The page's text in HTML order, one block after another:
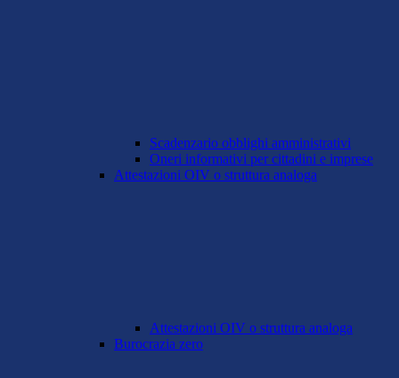
Scadenzario obblighi amministrativi
Oneri informativi per cittadini e imprese
Attestazioni OIV o struttura analoga
Attestazioni OIV o struttura analoga
Burocrazia zero